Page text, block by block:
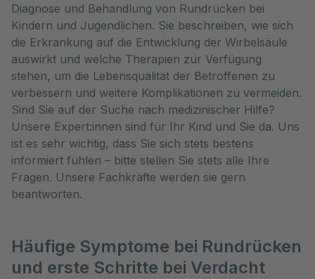
Diagnose und Behandlung von Rundrücken bei
Kindern und Jugendlichen. Sie beschreiben, wie sich
die Erkrankung auf die Entwicklung der Wirbelsäule
auswirkt und welche Therapien zur Verfügung
stehen, um die Lebensqualität der Betroffenen zu
verbessern und weitere Komplikationen zu vermeiden.
Sind Sie auf der Suche nach medizinischer Hilfe?
Unsere Expert:innen sind für Ihr Kind und Sie da. Uns
ist es sehr wichtig, dass Sie sich stets bestens
informiert fühlen – bitte stellen Sie stets alle Ihre
Fragen. Unsere Fachkräfte werden sie gern
beantworten.
Häufige Symptome bei Rundrücken
und erste Schritte bei Verdacht